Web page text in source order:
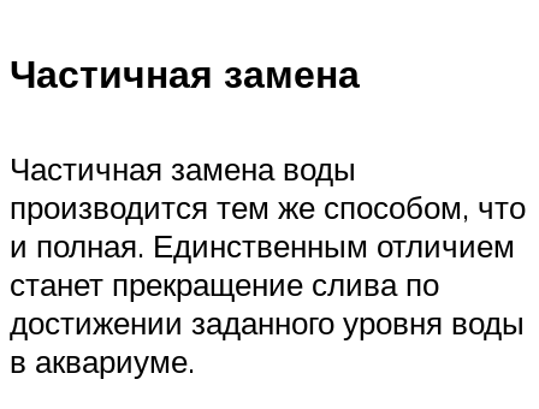
Частичная замена
Частичная замена воды
производится тем же способом, что
и полная. Единственным отличием
станет прекращение слива по
достижении заданного уровня воды
в аквариуме.